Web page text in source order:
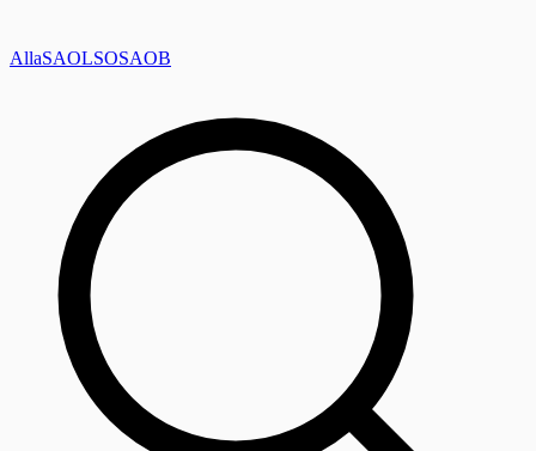
AllaSAOLSOSAOB